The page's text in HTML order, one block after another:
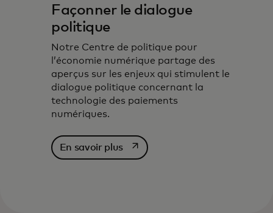
Façonner le dialogue
politique
Notre Centre de politique pour
l’économie numérique partage des
aperçus sur les enjeux qui stimulent le
dialogue politique concernant la
technologie des paiements
numériques.
En savoir pluss’ouvre dans un nouvel onglet